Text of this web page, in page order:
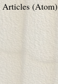
Articles (Atom)